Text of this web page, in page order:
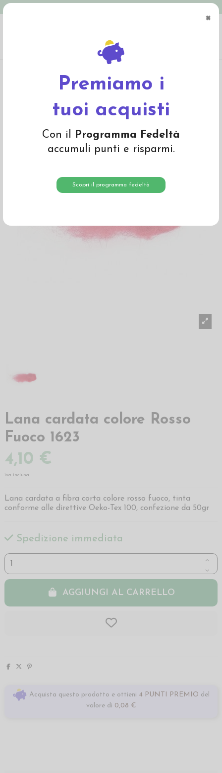
×
Premiamo i
tuoi acquisti
Con il Programma Fedeltà
accumuli punti e risparmi.
Scopri il programma fedeltà
Lana cardata colore Rosso Fuoco 1623
Lana cardata colore Rosso
Fuoco 1623
4,10 €
iva inclusa
Lana cardata a fibra corta colore rosso fuoco, tinta
conforme alle direttive Oeko-Tex 100, confezione da 50gr
Spedizione immediata
AGGIUNGI AL CARRELLO
Acquista questo prodotto e ottieni 4 PUNTI PREMIO del
valore di 0,08 €